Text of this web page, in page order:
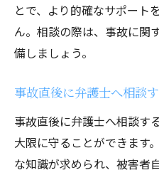
とで、より的確なサポート
ん。相談の際は、事故に関
備しましょう。
事故直後に弁護士へ相談
事故直後に弁護士へ相談す
大限に守ることができます
な知識が求められ、被害者